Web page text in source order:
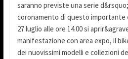
saranno previste una serie
coronamento di questo importante
27 luglio alle ore 14.00 si
manifestazione con area expo, il
dei nuovissimi modelli e collezioni